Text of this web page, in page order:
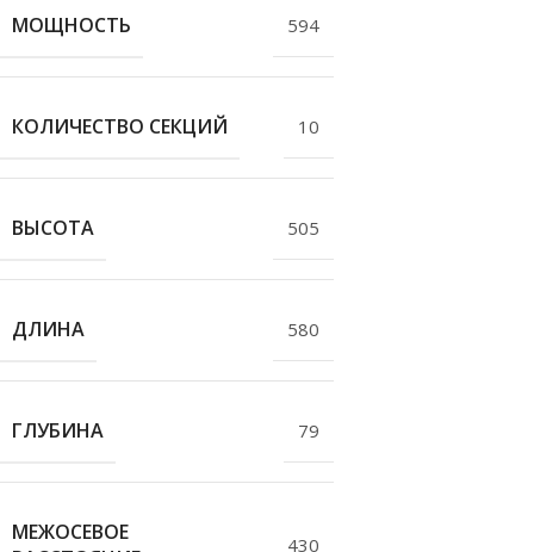
МОЩНОСТЬ 594
КОЛИЧЕСТВО СЕКЦИЙ 10
ВЫСОТА 505
ДЛИНА 580
ГЛУБИНА 79
МЕЖОСЕВОЕ
430